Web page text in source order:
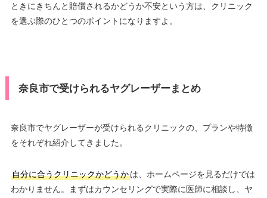
ときにきちんと賠償されるかどうか不安という方は、クリニック
を選ぶ際のひとつのポイントになりますよ。
奈良市で受けられるヤグレーザーまとめ
奈良市でヤグレーザーが受けられるクリニックの、プランや特徴
をそれぞれ紹介してきました。
自分に合うクリニックかどうかは、ホームページを見るだけでは
わかりません。まずはカウンセリングで実際に医師に相談し、ヤ